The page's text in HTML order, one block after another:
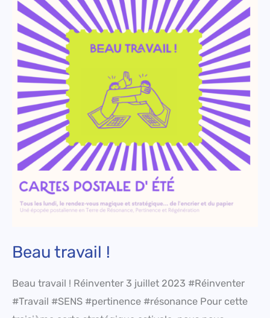
Beau travail !
Beau travail ! Réinventer 3 juillet 2023 #Réinventer
#Travail #SENS #pertinence #résonance Pour cette
travail